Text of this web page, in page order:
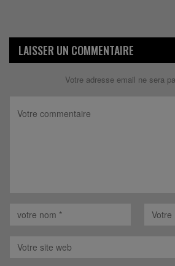
LAISSER UN COMMENTAIRE
Votre adresse email ne sera